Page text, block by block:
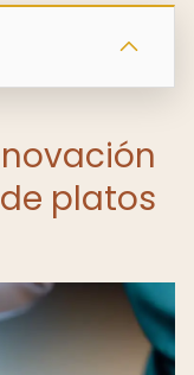
platos